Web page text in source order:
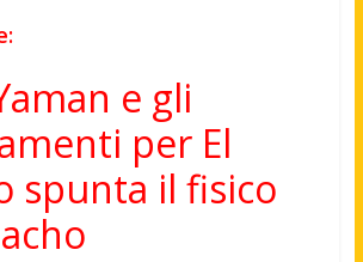
e gli
per El
spunta il fisico